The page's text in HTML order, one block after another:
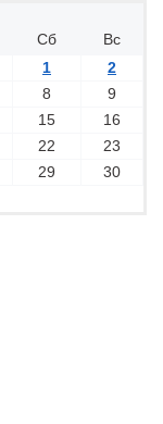
Сб
Вс
1
2
8
9
15
16
22
23
29
30